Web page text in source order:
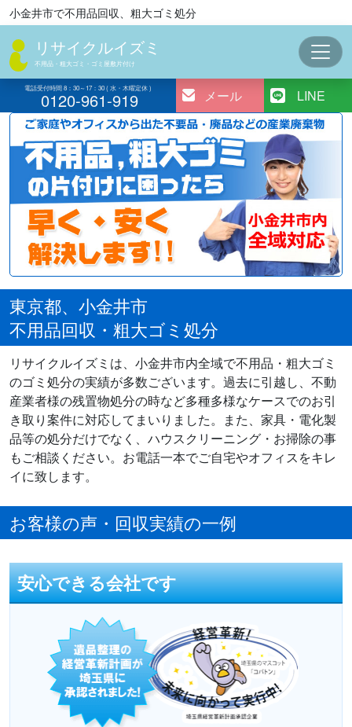
コ
ン
ン
ツ
ス
小金井市で不用品回収、粗大ゴミ処分
リサイクルイズミ
不用品・粗大ゴミ・ゴミ屋敷片付け
電話受付時間 8：30～17：30 ( 水・木曜定休 )
0120-961-919 メール LINE
東京都、小金井市
不用品回収・粗大ゴミ処分
リサイクルイズミは、小金井市内全域で不用品・粗大ゴミ
のゴミ処分の実績が多数ございます。過去に引越し、不動
産業者様の残置物処分の時など多種多様なケースでのお引
き取り案件に対応してまいりました。また、家具・電化製
品等の処分だけでなく、ハウスクリーニング・お掃除の事
もご相談ください。お電話一本でご自宅やオフィスをキレ
イに致します。
お客様の声・回収実績の一例
安心できる会社です